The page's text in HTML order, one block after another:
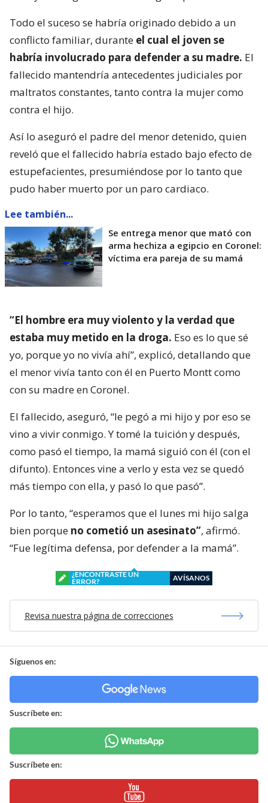
Todo el suceso se habría originado debido a un
conflicto familiar, durante el cual el joven se
habría involucrado para defender a su madre. El
fallecido mantendría antecedentes judiciales por
maltratos constantes, tanto contra la mujer como
contra el hijo.
Así lo aseguró el padre del menor detenido, quien
reveló que el fallecido habría estado bajo efecto de
estupefacientes, presumiéndose por lo tanto que
pudo haber muerto por un paro cardiaco.
Lee también...
Se entrega menor que mató con
arma hechiza a egipcio en Coronel:
víctima era pareja de su mamá
“El hombre era muy violento y la verdad que
estaba muy metido en la droga. Eso es lo que sé
yo, porque yo no vivía ahí”, explicó, detallando que
el menor vivía tanto con él en Puerto Montt como
con su madre en Coronel.
El fallecido, aseguró, “le pegó a mi hijo y por eso se
vino a vivir conmigo. Y tomé la tuición y después,
como pasó el tiempo, la mamá siguió con él (con el
difunto). Entonces vine a verlo y esta vez se quedó
más tiempo con ella, y pasó lo que pasó”.
Por lo tanto, “esperamos que el lunes mi hijo salga
bien porque no cometió un asesinato”, afirmó.
“Fue legítima defensa, por defender a la mamá”.
¿ENCONTRASTE UN
ERROR?
AVÍSANOS
Revisa nuestra página de correcciones
Síguenos en:
Suscríbete en:
Suscríbete en: